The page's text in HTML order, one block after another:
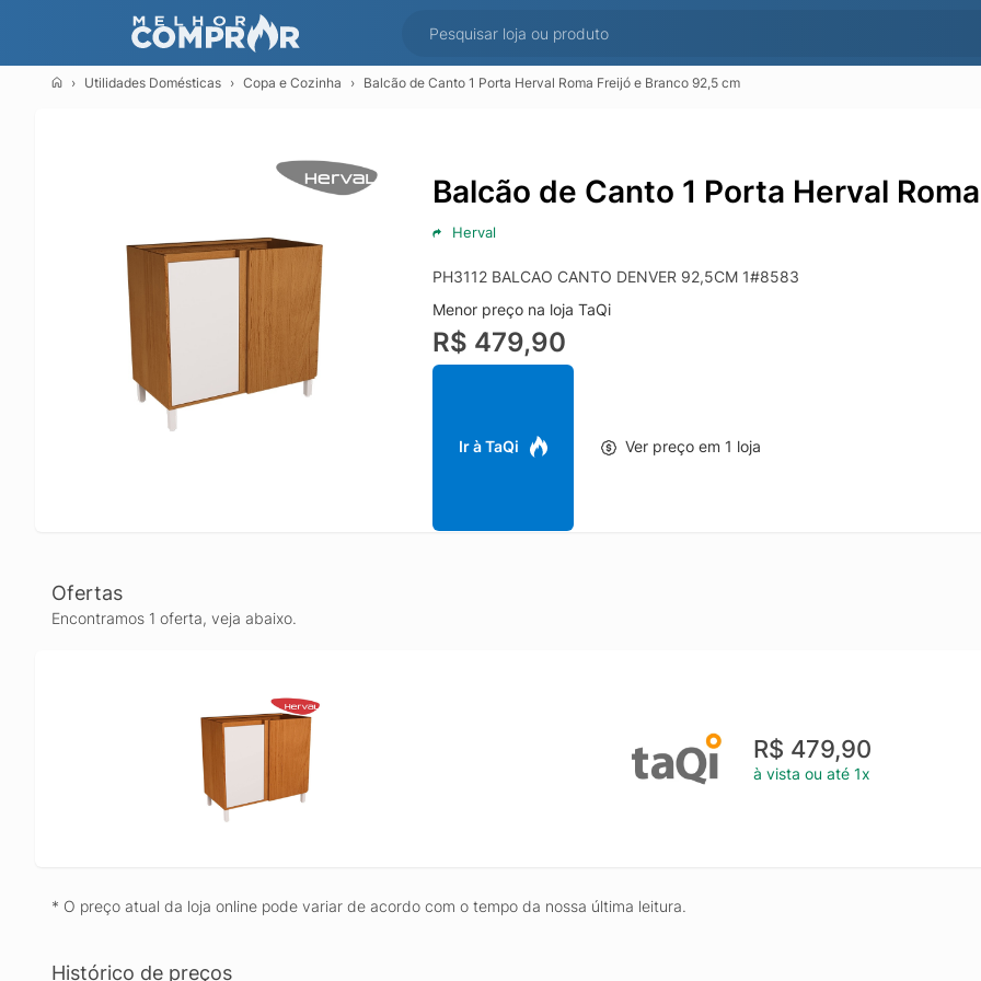
Utilidades Domésticas Copa e Cozinha Balcão de Canto 1 Porta Herval Roma Freijó e Branco 92,5 cm
Balcão de Canto 1 Porta Herval
Herval
PH3112 BALCAO CANTO DENVER 92,5CM 1#8583
Menor preço na loja TaQi
R$ 479,90
Ir à TaQi Ver preço em 1 loja
Ofertas
Encontramos 1 oferta, veja abaixo.
R$ 479,90
à vista ou até 1x
* O preço atual da loja online pode variar de acordo com o tempo da nossa última leitura.
Histórico de preços